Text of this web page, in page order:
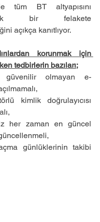
tüm BT altyapısını
bir felakete
açıkça kanıtlıyor.
korunmak için
tedbirlerin bazıları;
güvenilir olmayan e-
kimlik doğrulayıcısı
her zaman en güncel
günlüklerinin takibi